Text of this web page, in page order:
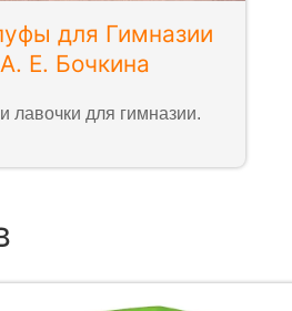
для Гимназии
Е. Бочкина
лавочки для гимназии.